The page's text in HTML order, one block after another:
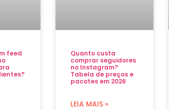
feed
Quanto custa
comprar seguidores
no Instagram?
Tabela de preços e
pacotes em 2026
LEIA MAIS »